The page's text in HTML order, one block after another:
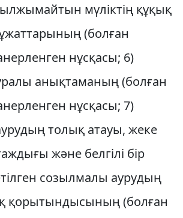
мүліктің құқық
(болған
нұсқасы; 6)
анықтаманың (болған
нұсқасы; 7)
толық атауы, жеке
және белгілі бір
созылмалы аурудың
қорытындысының (болған